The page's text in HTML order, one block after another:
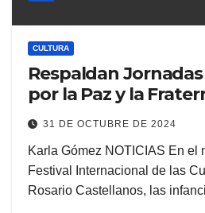
CULTURA
Respaldan
por la Paz y la
31 DE OCTUBRE DE 2024
Karla Gómez NOTICIAS En el
Festival Internacional de las
Rosario Castellanos, las